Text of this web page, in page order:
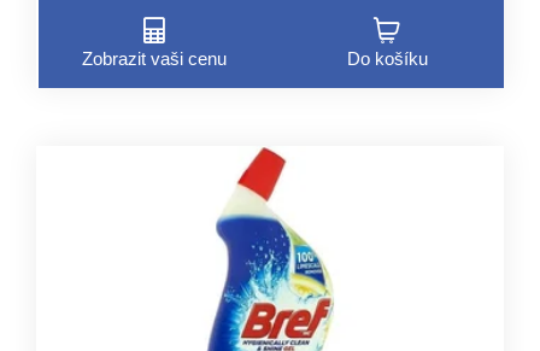
Zobrazit vaši cenu Do košíku